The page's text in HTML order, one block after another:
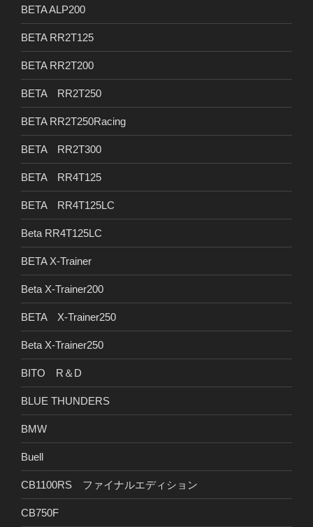
BETA ALP200
BETA RR2T125
BETA RR2T200
BETA RR2T250
BETA RR2T250Racing
BETA RR2T300
BETA RR4T125
BETA RR4T125LC
Beta RR4T125LC
BETA X-Trainer
Beta X-Trainer200
BETA X-Trainer250
Beta X-Trainer250
BITO R＆D
BLUE THUNDERS
BMW
Buell
CB1100RS ファイナルエディション
CB750F